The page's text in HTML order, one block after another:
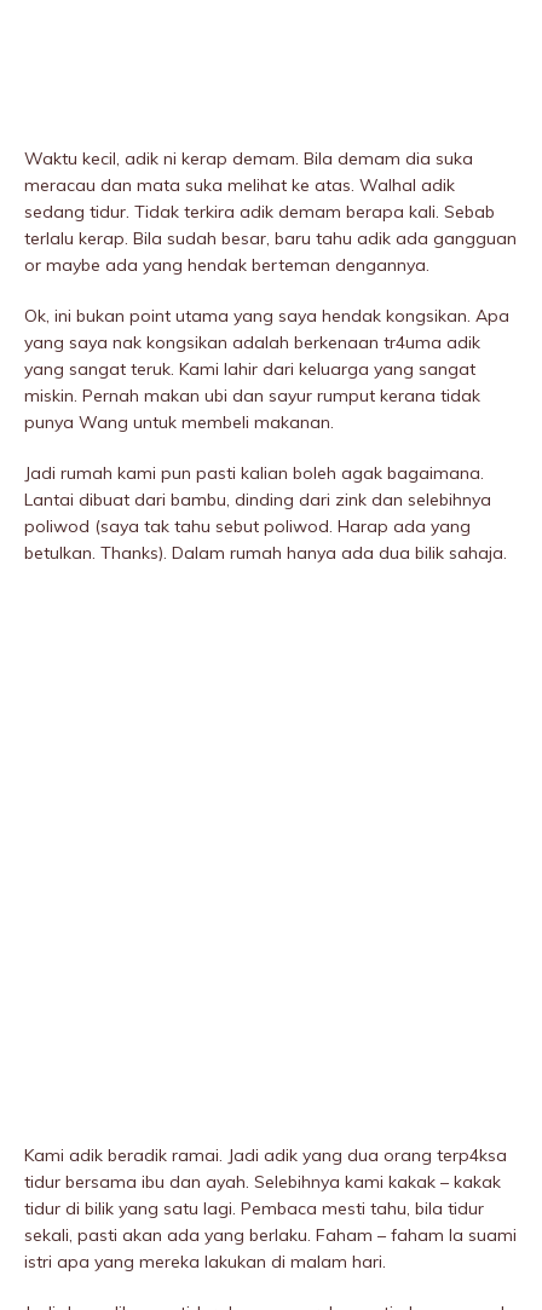
Waktu kecil, adik ni kerap demam. Bila demam dia suka
meracau dan mata suka melihat ke atas. Walhal adik
sedang tidur. Tidak terkira adik demam berapa kali. Sebab
terlalu kerap. Bila sudah besar, baru tahu adik ada gangguan
or maybe ada yang hendak berteman dengannya.
Ok, ini bukan point utama yang saya hendak kongsikan. Apa
yang saya nak kongsikan adalah berkenaan tr4uma adik
yang sangat teruk. Kami lahir dari keluarga yang sangat
miskin. Pernah makan ubi dan sayur rumput kerana tidak
punya Wang untuk membeli makanan.
Jadi rumah kami pun pasti kalian boleh agak bagaimana.
Lantai dibuat dari bambu, dinding dari zink dan selebihnya
poliwod (saya tak tahu sebut poliwod. Harap ada yang
betulkan. Thanks). Dalam rumah hanya ada dua bilik sahaja.
Kami adik beradik ramai. Jadi adik yang dua orang terp4ksa
tidur bersama ibu dan ayah. Selebihnya kami kakak – kakak
tidur di bilik yang satu lagi. Pembaca mesti tahu, bila tidur
sekali, pasti akan ada yang berlaku. Faham – faham la suami
istri apa yang mereka lakukan di malam hari.